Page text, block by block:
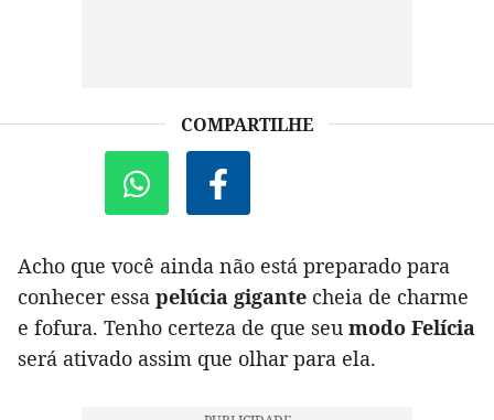
COMPARTILHE
Acho que você ainda não está preparado para
conhecer essa pelúcia gigante cheia de charme
e fofura. Tenho certeza de que seu modo Felícia
será ativado assim que olhar para ela.